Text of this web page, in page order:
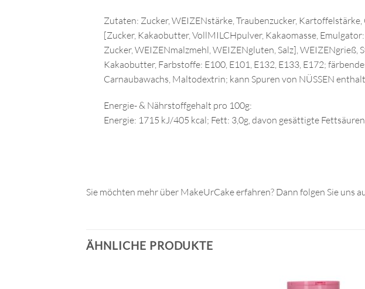
Zutaten: Zucker, WEIZENstärke, Traubenzucker,
[Zucker, Kakaobutter, VollMILCHpulver, Kakaomasse,
Zucker, WEIZENmalzmehl, WEIZENgluten, Salz],
Kakaobutter, Farbstoffe: E100, E101, E132, E133, E172;
Carnaubawachs, Maltodextrin; kann Spuren von NÜSSEN
Energie- & Nährstoffgehalt pro 100g:
Energie: 1715 kJ/405 kcal; Fett: 3,0g, davon gesättigte
Sie möchten mehr über MakeUrCake erfahren? Dann folgen Sie uns
ÄHNLICHE PRODUKTE